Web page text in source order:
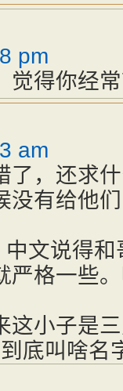
pm
觉得你经
am
了，还求
没有给他
文说得
严格一些
这小子是
底叫啥名